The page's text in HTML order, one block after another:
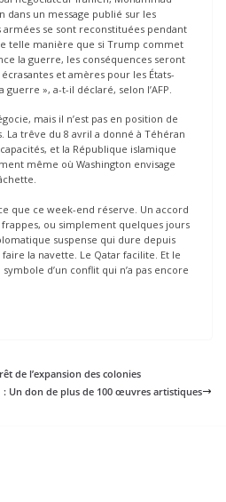
dans un message publié sur les
armées se sont reconstituées pendant
telle manière que si Trump commet
la guerre, les conséquences seront
et amères pour les États-
», a-t-il déclaré, selon l’AFP.
mais il n’est pas en position de
La trêve du 8 avril a donné à Téhéran
et la République islamique
même où Washington envisage
que ce week-end réserve. Un accord
ou simplement quelques jours
suspense qui dure depuis
la navette. Le Qatar facilite. Et le
d’un conflit qui n’a pas encore
de l’expansion des colonies
: Un don de plus de 100 œuvres artistiques